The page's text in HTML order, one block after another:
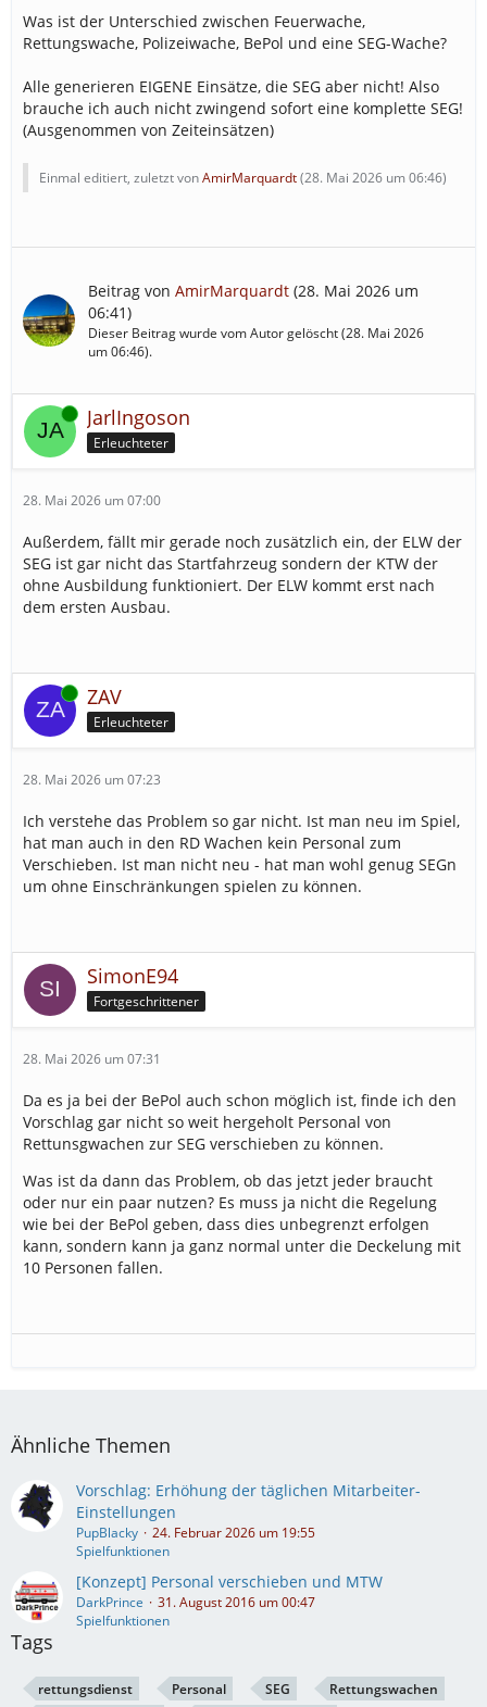
Was ist der Unterschied zwischen Feuerwache,
Rettungswache, Polizeiwache, BePol und eine SEG-Wache?
Alle generieren EIGENE Einsätze, die SEG aber nicht! Also
brauche ich auch nicht zwingend sofort eine komplette SEG!
(Ausgenommen von Zeiteinsätzen)
Einmal editiert, zuletzt vonAmirMarquardt(28. Mai 2026 um 06:46)
Beitrag von AmirMarquardt (28. Mai 2026 um
06:41)
Dieser Beitrag wurde vom Autor gelöscht (28. Mai 2026
um 06:46).
Online JarlIngoson
Erleuchteter
28. Mai 2026 um 07:00
Außerdem, fällt mir gerade noch zusätzlich ein, der ELW der
SEG ist gar nicht das Startfahrzeug sondern der KTW der
ohne Ausbildung funktioniert. Der ELW kommt erst nach
dem ersten Ausbau.
Online ZAV
Erleuchteter
28. Mai 2026 um 07:23
Ich verstehe das Problem so gar nicht. Ist man neu im Spiel,
hat man auch in den RD Wachen kein Personal zum
Verschieben. Ist man nicht neu - hat man wohl genug SEGn
um ohne Einschränkungen spielen zu können.
SimonE94
Fortgeschrittener
28. Mai 2026 um 07:31
Da es ja bei der BePol auch schon möglich ist, finde ich den
Vorschlag gar nicht so weit hergeholt Personal von
Rettunsgwachen zur SEG verschieben zu können.
Was ist da dann das Problem, ob das jetzt jeder braucht
oder nur ein paar nutzen? Es muss ja nicht die Regelung
wie bei der BePol geben, dass dies unbegrenzt erfolgen
kann, sondern kann ja ganz normal unter die Deckelung mit
10 Personen fallen.
Ähnliche Themen
Vorschlag: Erhöhung der täglichen Mitarbeiter-
Einstellungen
PupBlacky
24. Februar 2026 um 19:55
Spielfunktionen
[Konzept] Personal verschieben und MTW
DarkPrince
31. August 2016 um 00:47
Spielfunktionen
Tags
rettungsdienst Personal SEG Rettungswachen